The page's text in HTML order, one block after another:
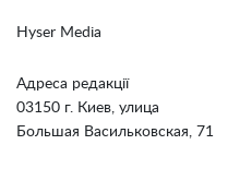
Hyser Media
Адреса редакції
03150 г. Киев, улица
Большая Васильковская, 71